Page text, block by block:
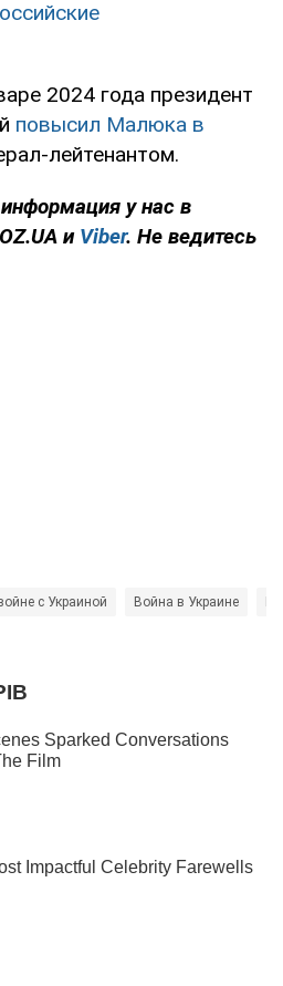
2024 года президент
повысил Малюка в
лейтенантом.
у нас в
и Viber. Не ведитесь
с Украиной Война в Украине